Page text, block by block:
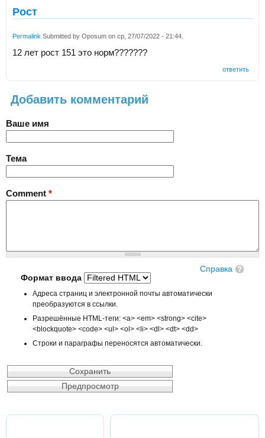
Рост
Permalink Submitted by Oposum on ср, 27/07/2022 - 21:44
12 лет рост 151 это норм???????
ответить
Добавить комментарий
Ваше имя
Тема
Comment *
Справка
Формат ввода
Адреса страниц и электронной почты автоматически
преобразуются в ссылки.
Разрешённые HTML-теги: <a> <em> <strong> <cite>
<blockquote> <code> <ul> <ol> <li> <dl> <dt> <dd>
Строки и параграфы переносятся автоматически.